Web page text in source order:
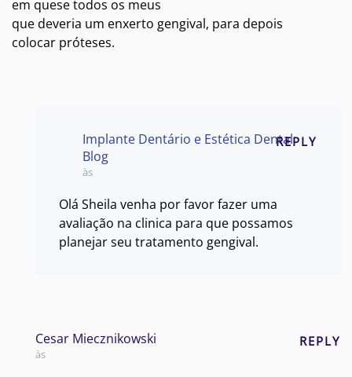
em quese todos os meus
que deveria um enxerto gengival, para depois
colocar próteses.
Implante Dentário e Estética Dental
Blog
às
REPLY
Olá Sheila venha por favor fazer uma
avaliação na clinica para que possamos
planejar seu tratamento gengival.
Cesar Miecznikowski
às
REPLY